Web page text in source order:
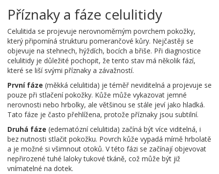
Příznaky a fáze celulitidy
Celulitida se projevuje nerovnoměrným povrchem pokožky,
který připomíná strukturu pomerančové kůry. Nejčastěji se
objevuje na stehnech, hýždích, bocích a břiše. Při diagnostice
celulitidy je důležité pochopit, že tento stav má několik fází,
které se liší svými příznaky a závažností.
První fáze (měkká celulitida) je téměř neviditelná a projevuje se
pouze při stlačení pokožky. Kůže může vykazovat jemné
nerovnosti nebo hrbolky, ale většinou se stále jeví jako hladká.
Tato fáze je často přehlížena, protože příznaky jsou subtilní.
Druhá fáze (edematózní celulitida) začíná být více viditelná, i
bez nutnosti stlačit pokožku. Povrch kůže vypadá mírně hrbolatě
a je možné si všimnout otoků. V této fázi se začínají objevovat
nepřirozené tuhé laloky tukové tkáně, což může být již
vnímatelné na dotek.